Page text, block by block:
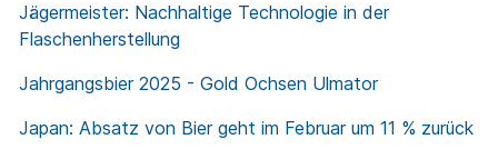
Jägermeister: Nachhaltige Technologie in der
Flaschenherstellung
Jahrgangsbier 2025 - Gold Ochsen Ulmator
Japan: Absatz von Bier geht im Februar um 11 % zurück